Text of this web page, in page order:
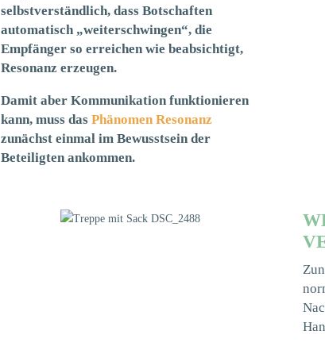
selbstverständlich, dass Botschaften
automatisch „weiterschwingen“, die
Empfänger so erreichen wie beabsichtigt,
Resonanz erzeugen.
Damit aber Kommunikation funktionieren
kann, muss das Phänomen Resonanz
zunächst einmal im Bewusstsein der
Beteiligten ankommen.